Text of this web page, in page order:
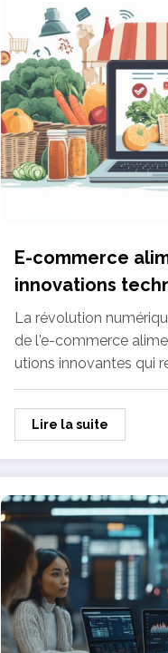
E-commerce
innovations
augmenter vos
La révolution
de l'e-commerce
utions innovantes qui
Lire la suite